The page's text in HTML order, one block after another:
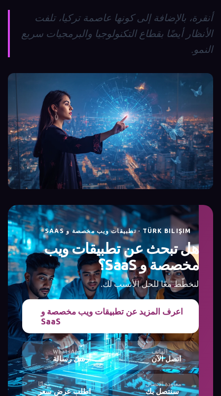
أنقرة، بالإضافة إلى كونها عاصمة تركيا، تلفت
الأنظار أيضًا بقطاع التكنولوجيا والبرمجيات سريع
النمو.
TÜRK BILIŞIM · تطبيقات ويب مخصصة و SAAS
هل تبحث عن تطبيقات ويب
مخصصة و SaaS؟
لنخطّط معًا للحل الأنسب لك.
اعرف المزيد عن تطبيقات ويب مخصصة و
SaaS
الهاتف
اتصل الآن
WhatsApp
أرسل رسالة
معاودة الاتصال
سنتصل بك
مجانًا
اطلب عرض سعر